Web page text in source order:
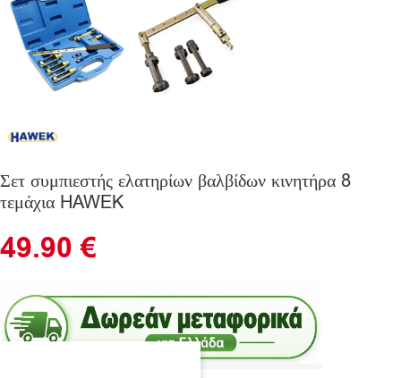
Σετ συμπιεστής ελατηρίων βαλβίδων κινητήρα 8
τεμάχια HAWEK
49.90€